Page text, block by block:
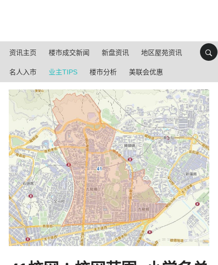
资讯主页 楼市成交新闻 新盘资讯 地区屋苑资讯
名人入市 业主TIPS 楼市分析 美联会优惠